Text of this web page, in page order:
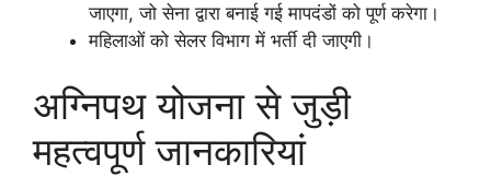
जाएगा, जो सेना द्वारा बनाई गई मापदंडों को पूर्ण करेगा।
महिलाओं को सेलर विभाग में भर्ती दी जाएगी।
अग्निपथ योजना से जुड़ी
महत्वपूर्ण जानकारियां